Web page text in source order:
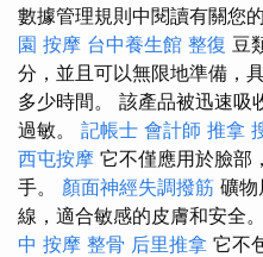
數據管理規則中閱讀有關您
園 按摩 台中養生館 整復 豆
分，並且可以無限地準備，
多少時間。 該產品被迅速吸
過敏。 記帳士 會計師 推拿
西屯按摩 它不僅應用於臉部
手。 顏面神經失調撥筋 礦物
線，適合敏感的皮膚和安全。
中 按摩 整骨 后里推拿 它不